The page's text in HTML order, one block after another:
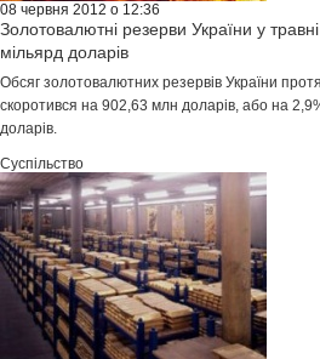
08 червня 2012 о 12:36
Золотовалютні резерви України у
мільярд доларів
Обсяг золотовалютних резервів України
скоротився на 902,63 млн доларів, або на
доларів.
Суспільство